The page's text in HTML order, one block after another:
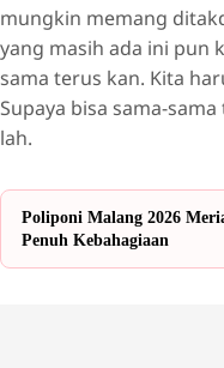
mungkin memang
yang masih ada ini pun
sama terus kan. Kita
Supaya bisa sama-
lah.
Poliponi Malang 2026
Penuh Kebahagiaan